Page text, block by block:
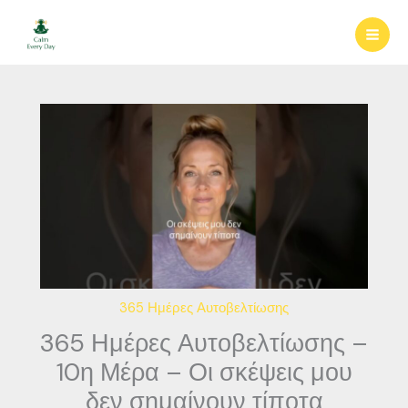
περιεχόμενο
365 Ημέρες Αυτοβελτίωσης
365 Ημέρες Αυτοβελτίωσης –
10η Μέρα – Οι σκέψεις μου
δεν σημαίνουν τίποτα